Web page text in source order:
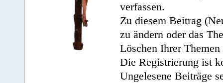
verfassen.
Zu diesem Beitrag
zu ändern oder das
Löschen Ihrer
Die Registrierung ist
Ungelesene Beiträge